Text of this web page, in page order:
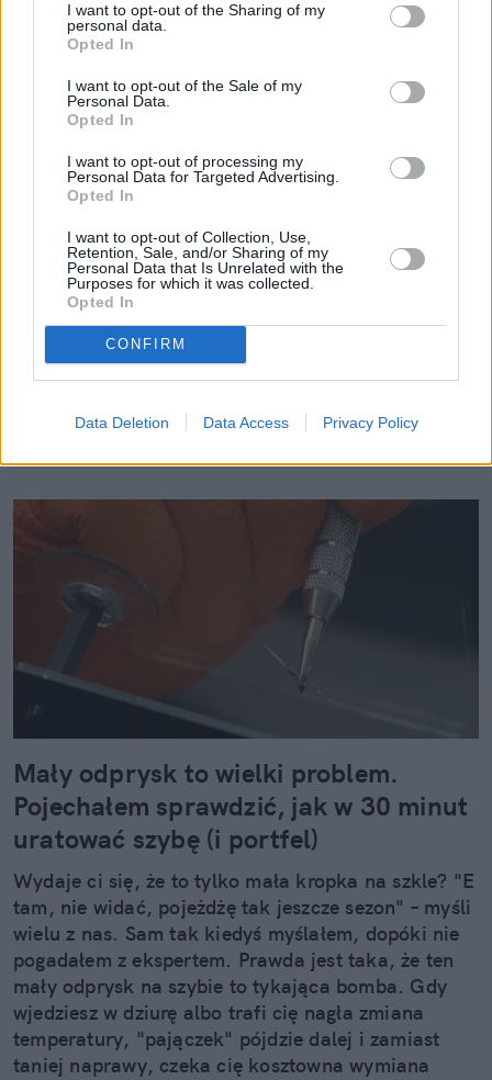
I want to opt-out of the Sharing of my
personal data.
Opted In
I want to opt-out of the Sale of my
Personal Data.
Opted In
I want to opt-out of processing my
Personal Data for Targeted Advertising.
Opted In
I want to opt-out of Collection, Use,
Retention, Sale, and/or Sharing of my
Personal Data that Is Unrelated with the
Purposes for which it was collected.
Opted In
CONFIRM
Data Deletion Data Access Privacy Policy
Mały odprysk to wielki problem.
Pojechałem sprawdzić, jak w 30 minut
uratować szybę (i portfel)
Wydaje ci się, że to tylko mała kropka na szkle? "E
tam, nie widać, pojeżdżę tak jeszcze sezon" – myśli
wielu z nas. Sam tak kiedyś myślałem, dopóki nie
pogadałem z ekspertem. Prawda jest taka, że ten
mały odprysk na szybie to tykająca bomba. Gdy
wjedziesz w dziurę albo trafi cię nagła zmiana
temperatury, "pajączek" pójdzie dalej i zamiast
taniej naprawy, czeka cię kosztowna wymiana